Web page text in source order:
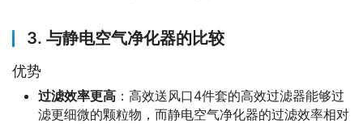
3. 与静电空气净化器的比较
优势
过滤效率更高 ：高效送风口4件套的高效过滤器能够过
滤更细微的颗粒物，而静电空气净化器的过滤效率相对